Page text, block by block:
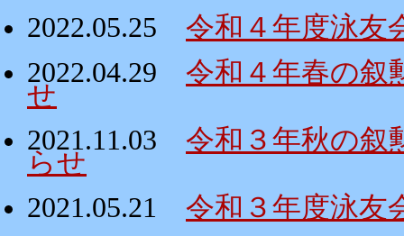
2022.05.25
令和４年度泳友
2022.04.29
令和４年春の叙
せ
2021.11.03
令和３年秋の叙
らせ
2021.05.21
令和３年度泳友